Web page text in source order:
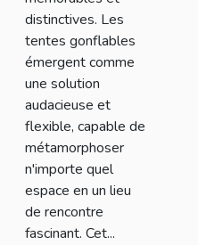
distinctives. Les
tentes gonflables
émergent comme
une solution
audacieuse et
flexible, capable de
métamorphoser
n'importe quel
espace en un lieu
de rencontre
fascinant. Cet...